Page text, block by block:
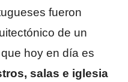
fueron
de un
hoy en día es
salas e iglesia